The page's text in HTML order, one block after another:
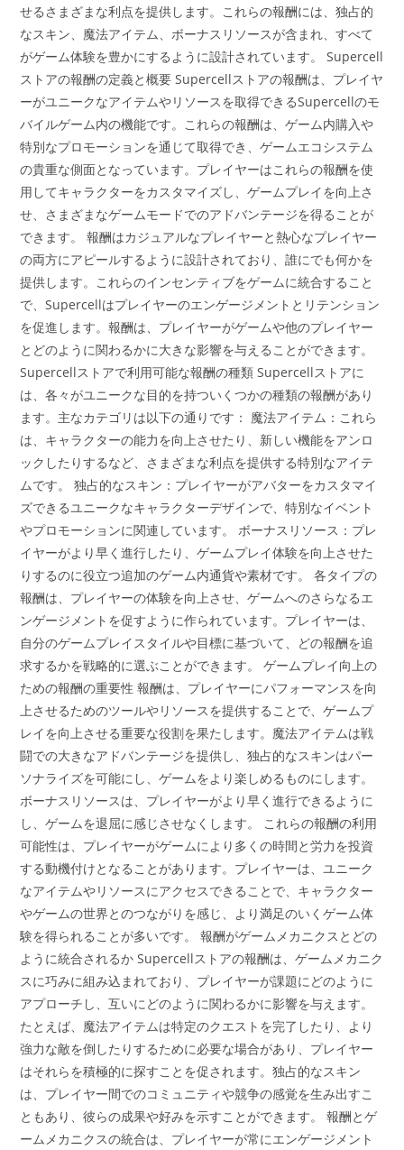
せるさまざまな利点を提供します。これらの報酬には、独占的
なスキン、魔法アイテム、ボーナスリソースが含まれ、すべて
がゲーム体験を豊かにするように設計されています。 Supercell
ストアの報酬の定義と概要 Supercellストアの報酬は、プレイヤ
ーがユニークなアイテムやリソースを取得できるSupercellのモ
バイルゲーム内の機能です。これらの報酬は、ゲーム内購入や
特別なプロモーションを通じて取得でき、ゲームエコシステム
の貴重な側面となっています。プレイヤーはこれらの報酬を使
用してキャラクターをカスタマイズし、ゲームプレイを向上さ
せ、さまざまなゲームモードでのアドバンテージを得ることが
できます。 報酬はカジュアルなプレイヤーと熱心なプレイヤー
の両方にアピールするように設計されており、誰にでも何かを
提供します。これらのインセンティブをゲームに統合すること
で、Supercellはプレイヤーのエンゲージメントとリテンション
を促進します。報酬は、プレイヤーがゲームや他のプレイヤー
とどのように関わるかに大きな影響を与えることができます。
Supercellストアで利用可能な報酬の種類 Supercellストアに
は、各々がユニークな目的を持ついくつかの種類の報酬があり
ます。主なカテゴリは以下の通りです： 魔法アイテム：これら
は、キャラクターの能力を向上させたり、新しい機能をアンロ
ックしたりするなど、さまざまな利点を提供する特別なアイテ
ムです。 独占的なスキン：プレイヤーがアバターをカスタマイ
ズできるユニークなキャラクターデザインで、特別なイベント
やプロモーションに関連しています。 ボーナスリソース：プレ
イヤーがより早く進行したり、ゲームプレイ体験を向上させた
りするのに役立つ追加のゲーム内通貨や素材です。 各タイプの
報酬は、プレイヤーの体験を向上させ、ゲームへのさらなるエ
ンゲージメントを促すように作られています。プレイヤーは、
自分のゲームプレイスタイルや目標に基づいて、どの報酬を追
求するかを戦略的に選ぶことができます。 ゲームプレイ向上の
ための報酬の重要性 報酬は、プレイヤーにパフォーマンスを向
上させるためのツールやリソースを提供することで、ゲームプ
レイを向上させる重要な役割を果たします。魔法アイテムは戦
闘での大きなアドバンテージを提供し、独占的なスキンはパー
ソナライズを可能にし、ゲームをより楽しめるものにします。
ボーナスリソースは、プレイヤーがより早く進行できるように
し、ゲームを退屈に感じさせなくします。 これらの報酬の利用
可能性は、プレイヤーがゲームにより多くの時間と労力を投資
する動機付けとなることがあります。プレイヤーは、ユニーク
なアイテムやリソースにアクセスできることで、キャラクター
やゲームの世界とのつながりを感じ、より満足のいくゲーム体
験を得られることが多いです。 報酬がゲームメカニクスとどの
ように統合されるか Supercellストアの報酬は、ゲームメカニク
スに巧みに組み込まれており、プレイヤーが課題にどのように
アプローチし、互いにどのように関わるかに影響を与えます。
たとえば、魔法アイテムは特定のクエストを完了したり、より
強力な敵を倒したりするために必要な場合があり、プレイヤー
はそれらを積極的に探すことを促されます。独占的なスキン
は、プレイヤー間でのコミュニティや競争の感覚を生み出すこ
ともあり、彼らの成果や好みを示すことができます。 報酬とゲ
ームメカニクスの統合は、プレイヤーが常にエンゲージメント